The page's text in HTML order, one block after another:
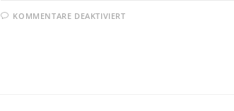
KOMMENTARE DEAKTIVIERTFÜR